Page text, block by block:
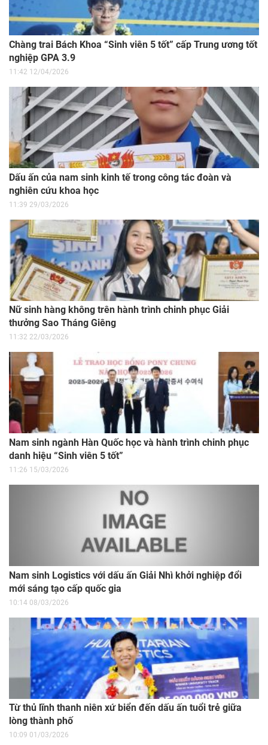
Chàng trai Bách Khoa “Sinh viên 5 tốt” cấp Trung ương tốt
nghiệp GPA 3.9
11:42 12/04/2026
Dấu ấn của nam sinh kinh tế trong công tác đoàn và
nghiên cứu khoa học
11:39 29/03/2026
Nữ sinh hàng không trên hành trình chinh phục Giải
thưởng Sao Tháng Giêng
11:32 22/03/2026
Nam sinh ngành Hàn Quốc học và hành trình chinh phục
danh hiệu “Sinh viên 5 tốt”
11:26 15/03/2026
Nam sinh Logistics với dấu ấn Giải Nhì khởi nghiệp đổi
mới sáng tạo cấp quốc gia
10:14 08/03/2026
Từ thủ lĩnh thanh niên xứ biển đến dấu ấn tuổi trẻ giữa
lòng thành phố
10:09 01/03/2026